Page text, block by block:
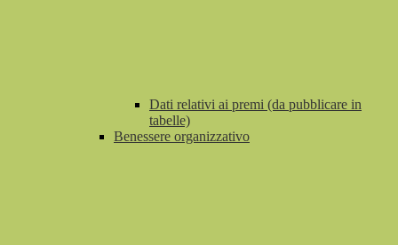
Dati relativi ai premi (da pubblicare in
tabelle)
Benessere organizzativo